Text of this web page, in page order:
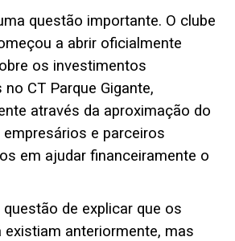
questão importante. O clube
a abrir oficialmente
os investimentos
CT Parque Gigante,
através da aproximação do
e parceiros
em ajudar financeiramente o
de explicar que os
anteriormente, mas